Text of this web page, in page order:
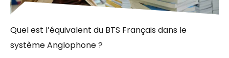
Quel est l’équivalent du BTS Français dans le
système Anglophone ?